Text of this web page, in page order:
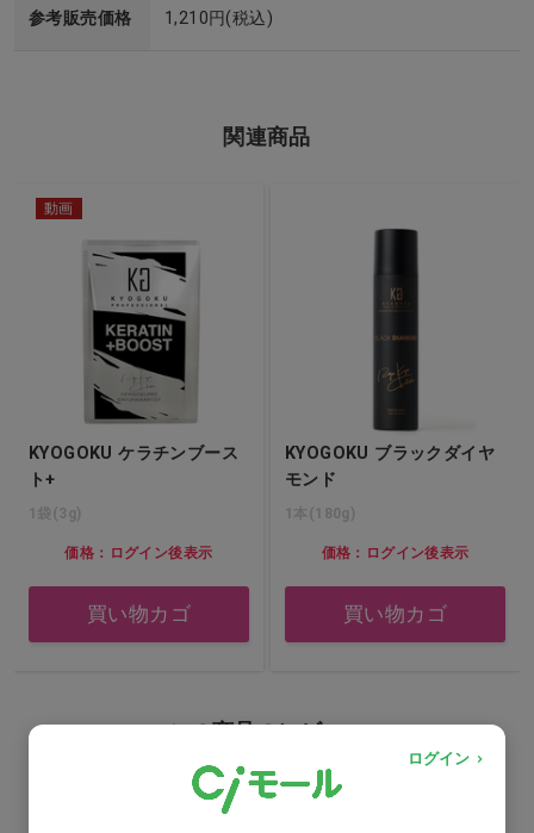
参考販売価格 1,210円(税込)
関連商品
動画
KYOGOKU ケラチンブース
ト+
1袋(3g)
価格：ログイン後表示
買い物カゴ
KYOGOKU ブラックダイヤ
モンド
1本(180g)
価格：ログイン後表示
買い物カゴ
この商品のレビュー
レビューはまだありません
ログイン